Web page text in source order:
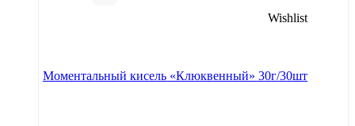
Моментальный кисель «Клюквенный» 30г/30шт